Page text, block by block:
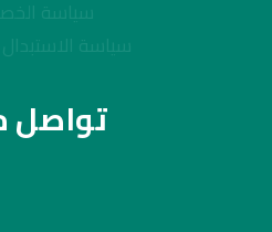
سياسة
سياسة
تواصل